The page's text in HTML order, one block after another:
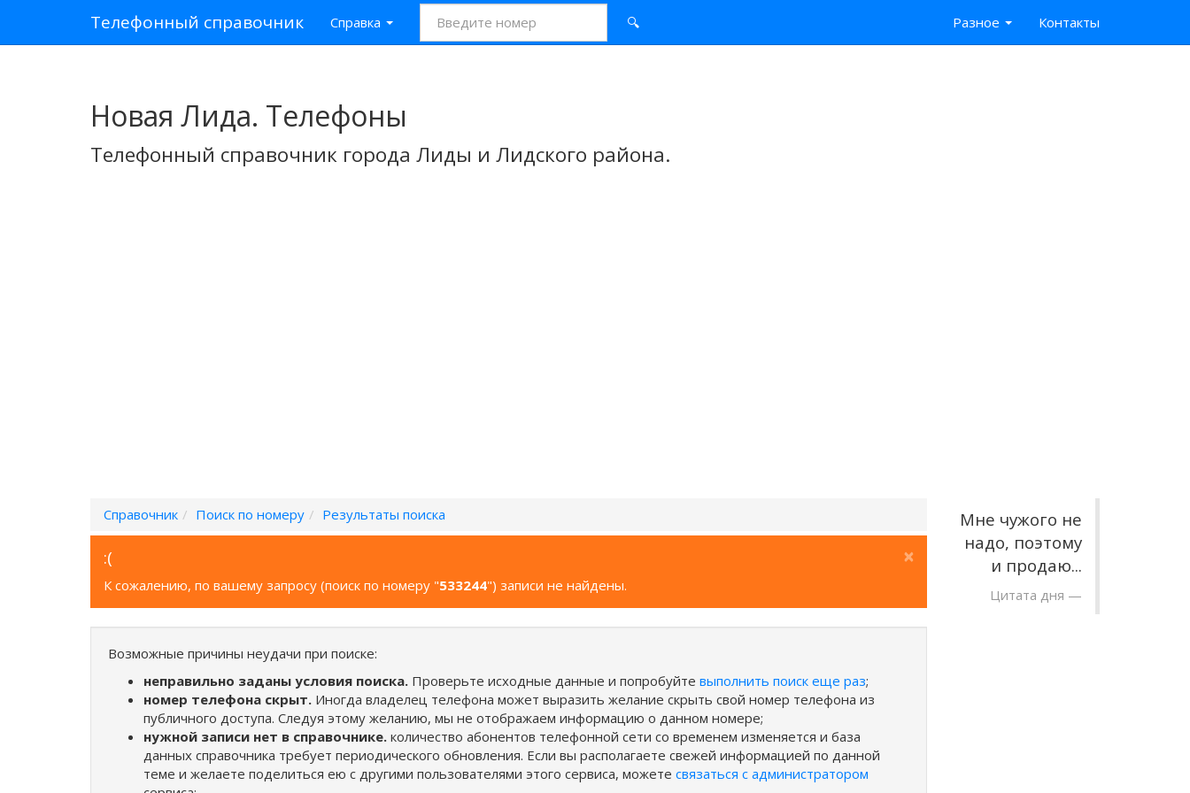
Телефонный справочник Справка 🔍 Разное Контакты
Новая Лида. Телефоны
Телефонный справочник города Лиды и Лидского района.
Справочник Поиск по номеру Результаты поиска
×
:(
К сожалению, по вашему запросу (поиск по номеру "533244") записи не найдены.
Возможные причины неудачи при поиске:
неправильно заданы условия поиска. Проверьте исходные данные и попробуйте выполнить поиск еще раз;
номер телефона скрыт. Иногда владелец телефона может выразить желание скрыть свой номер телефона из
публичного доступа. Следуя этому желанию, мы не отображаем информацию о данном номере;
нужной записи нет в справочнике. количество абонентов телефонной сети со временем изменяется и база
данных справочника требует периодического обновления. Если вы располагаете свежей информацией по данной
теме и желаете поделиться ею с другими пользователями этого сервиса, можете связаться с администратором
Мне чужого не
надо, поэтому
и продаю...
Цитата дня